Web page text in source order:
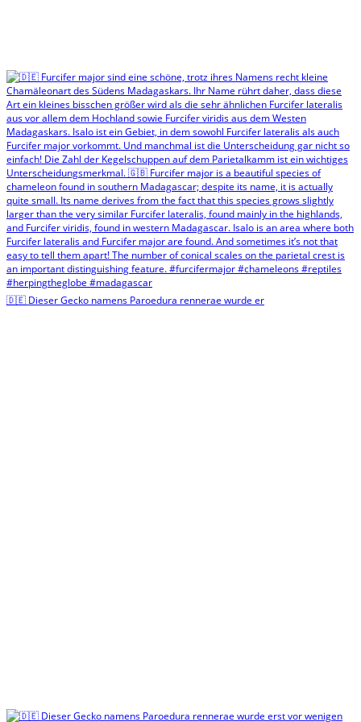
🇩🇪 Dieser Gecko namens Paroedura rennerae wurde er